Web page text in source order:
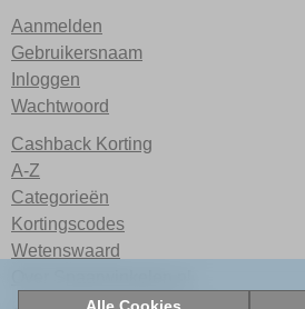
Aanmelden
Gebruikersnaam
Inloggen
Wachtwoord
Cashback Korting
A-Z
Categorieën
Kortingscodes
Wetenswaard